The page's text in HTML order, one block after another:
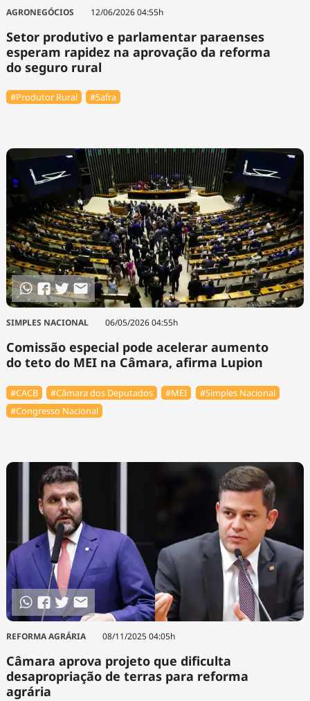
Cinema
Infraestrutura
AGRONEGÓCIOS 12/06/2026 04:55h
Setor produtivo e parlamentar paraenses
esperam rapidez na aprovação da reforma
do seguro rural
#Produtor Rural #Safra
SIMPLES NACIONAL 06/05/2026 04:55h
Comissão especial pode acelerar aumento
do teto do MEI na Câmara, afirma Lupion
#⁠CACB #Câmara dos Deputados #MEI
#Simples Nacional
#Congresso Nacional
REFORMA AGRÁRIA 08/11/2025 04:05h
Câmara aprova projeto que dificulta
desapropriação de terras para reforma
agrária